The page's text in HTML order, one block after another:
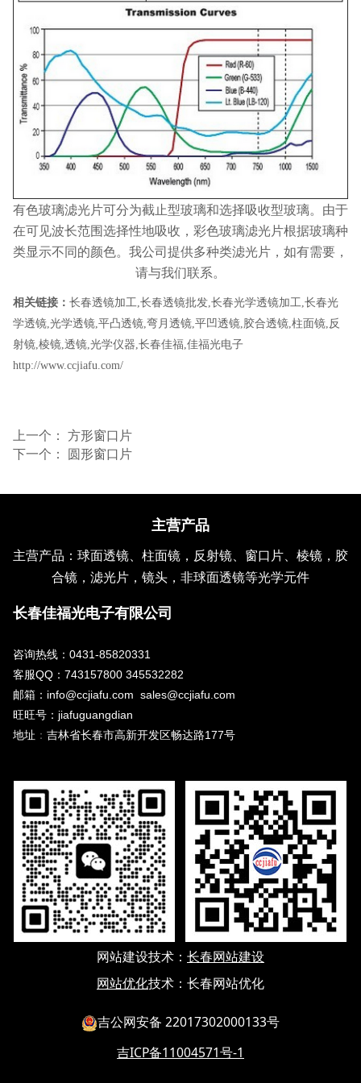
有色玻璃滤光片可分为截止型玻璃和选择吸收型玻璃。由于
在可见波长范围选择性地吸收，彩色玻璃滤光片根据玻璃种
类显示不同的颜色。我公司提供多种类滤光片，如有需要，
请与我们联系。
相关链接： 长春透镜加工,长春透镜批发,长春光学透镜加工,长春光
学透镜,光学透镜,平凸透镜,弯月透镜,平凹透镜,胶合透镜,柱面镜,反
射镜,棱镜,透镜,光学仪器,长春佳福,佳福光电子
http://www.ccjiafu.com/
上一个： 方形窗口片
下一个： 圆形窗口片
主营产品
主营产品：球面透镜、柱面镜，反射镜、窗口片、棱镜，胶
合镜，滤光片，镜头，非球面透镜等光学元件
长春佳福光电子有限公司
咨询热线：0431-85820331
客服QQ：743157800 345532282
邮箱：info@ccjiafu.com sales@ccjiafu.com
旺旺号：jiafuguangdian
地址 ： 吉林省长春市高新开发区畅达路177号
网站建设技术： 长春网站建设
网站优化技术： 长春网站优化
吉公网安备 22017302000133号
吉ICP备11004571号-1